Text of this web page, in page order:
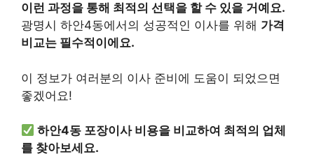
이런 과정을 통해 최적의 선택을 할 수 있을 거예요.
광명시 하안4동에서의 성공적인 이사를 위해 가격
비교는 필수적이에요.
이 정보가 여러분의 이사 준비에 도움이 되었으면
좋겠어요!
하안4동 포장이사 비용을 비교하여 최적의 업체
를 찾아보세요.